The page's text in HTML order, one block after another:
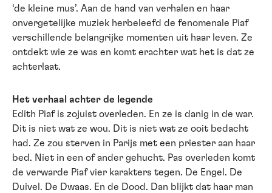
‘de kleine mus’. Aan de hand van verhalen en haar
onvergetelijke muziek herbeleefd de fenomenale Piaf
verschillende belangrijke momenten uit haar leven. Ze
ontdekt wie ze was en komt erachter wat het is dat ze
achterlaat.
Het verhaal achter de legende
Edith Piaf is zojuist overleden. En ze is danig in de war.
Dit is niet wat ze wou. Dit is niet wat ze ooit bedacht
had. Ze zou sterven in Parijs met een priester aan haar
bed. Niet in een of ander gehucht. Pas overleden komt
de verwarde Piaf vier karakters tegen. De Engel. De
Duivel. De Dwaas. En de Dood. Dan blijkt dat haar man